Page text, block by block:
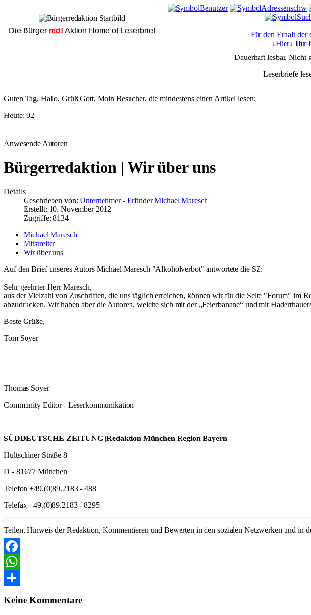
Die Bürger red! Aktion Home of Leserbrief
Für den Erhalt der
↓Hier↓Ihr
Dauerhaft lesbar. Nicht
Leserbriefe
Guten Tag, Hallo, Grüß Gott, Moin Besucher, die mindestens einen Artikel lesen:
Heute: 92
Anwesende Autoren
Bürgerredaktion | Wir über uns
Details
Geschrieben von: Unternehmer - Erfinder Michael Maresch
Erstellt: 10. November 2012
Zugriffe: 8134
Michael Maresch
Mitstreiter
Wir über uns
Auf den Brief unseres Autors Michael Maresch "Alkoholverbot" antwortete die SZ:
Sehr geehrter Herr Maresch,
aus der Vielzahl von Zuschriften, die uns täglich erreichen, können wir für die Seite "Forum" im
abzudrucken. Wir haben aber die Autoren, welche sich mit der „Feierbanane“ und mit
Beste Grüße,
Tom Soyer
Thomas Soyer
Community Editor - Leserkommunikation
SÜDDEUTSCHE ZEITUNG |Redaktion München Region Bayern
Hultschiner Straße 8
D - 81677 München
Telefon +49.(0)89.2183 - 488
Telefax +49.(0)89.2183 - 8295
Teilen, Hinweis der Redaktion, Kommentieren und Bewerten in den sozialen Netzwerken und in
Facebook
WhatsApp
Keine Kommentare